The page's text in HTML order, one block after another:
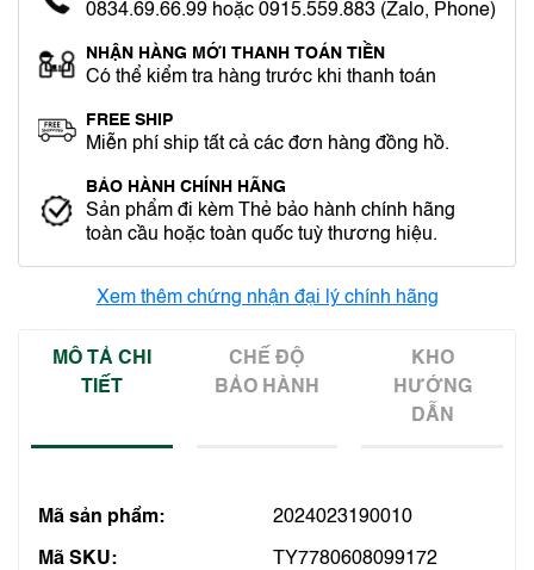
0834.69.66.99 hoặc 0915.559.883 (Zalo, Phone)
NHẬN HÀNG MỚI THANH TOÁN TIỀN
Có thể kiểm tra hàng trước khi thanh toán
FREE SHIP
Miễn phí ship tất cả các đơn hàng đồng hồ.
BẢO HÀNH CHÍNH HÃNG
Sản phẩm đi kèm Thẻ bảo hành chính hãng
toàn cầu hoặc toàn quốc tuỳ thương hiệu.
Xem thêm chứng nhận đại lý chính hãng
MÔ TẢ CHI
TIẾT
CHẾ ĐỘ
BẢO HÀNH
KHO
HƯỚNG
DẪN
Mã sản phẩm: 2024023190010
Mã SKU: TY7780608099172